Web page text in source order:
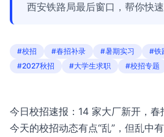
西安铁路局最后窗口，帮你快速
#校招 #春招补录 #暑期实习 #铁
#2027秋招
#大学生求职 #校招专题
今日校招速报：14 家大厂新开，
今天的校招动态有点“乱”，但乱中